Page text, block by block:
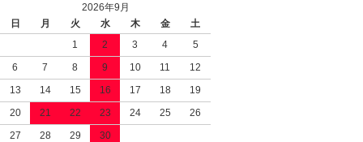
2026年9月
日
月 火 水 木 金
土
1
2 3 4
5
6
7 8 9 10 11
12
13
14 15 16 17 18
19
20
21 22 23 24 25
26
27
28 29 30